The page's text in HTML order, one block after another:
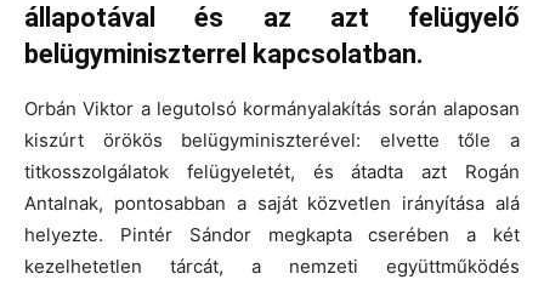
állapotával és az azt felügyelő
belügyminiszterrel kapcsolatban.
Orbán Viktor a legutolsó kormányalakítás során alaposan
kiszúrt örökös belügyminiszterével: elvette tőle a
titkosszolgálatok felügyeletét, és átadta azt Rogán
Antalnak, pontosabban a saját közvetlen irányítása alá
helyezte. Pintér Sándor megkapta cserében a két
kezelhetetlen tárcát, a nemzeti együttműködés